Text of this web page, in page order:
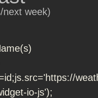
next week)
io-js');